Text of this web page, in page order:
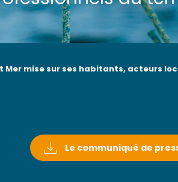
Mer mise sur ses habitants, acteurs
Le communiqué de